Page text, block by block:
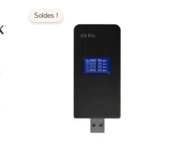
Soldes !initial
179,00€.
est :
89,99€.